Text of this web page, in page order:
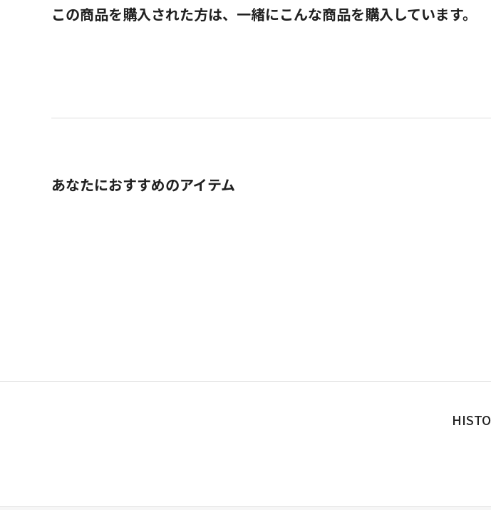
この商品を購入された方は、一緒にこんな商品を購入しています。
あなたにおすすめのアイテム